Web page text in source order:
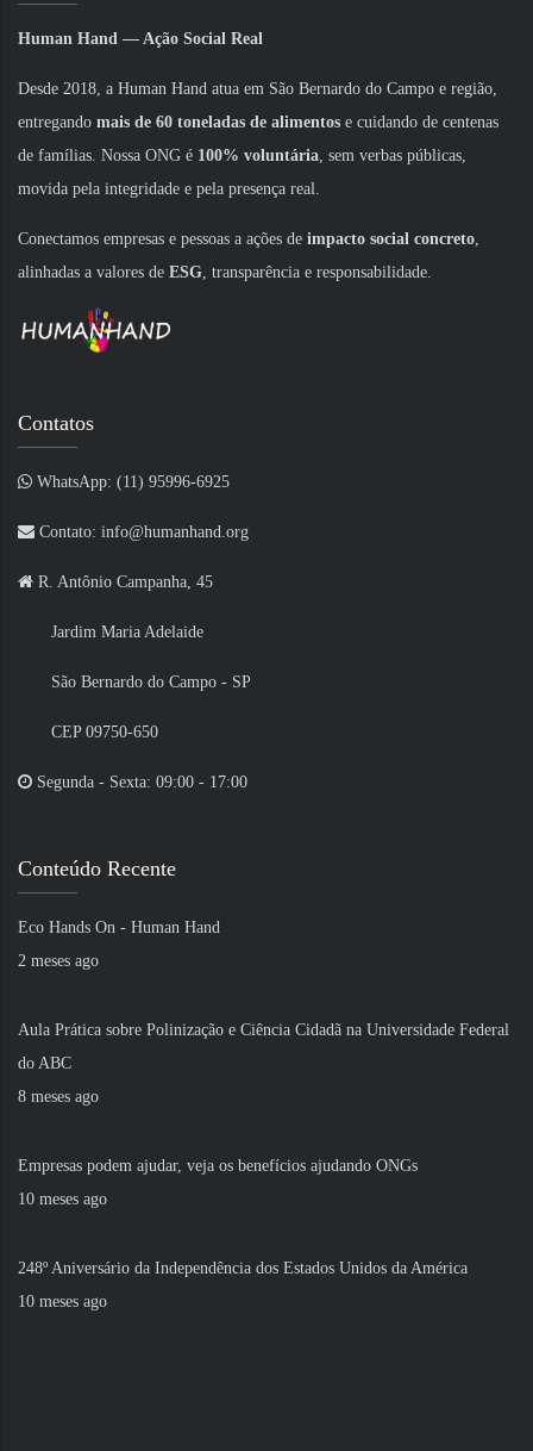
Human Hand — Ação Social Real
Desde 2018, a Human Hand atua em São Bernardo do Campo e região,
entregando mais de 60 toneladas de alimentos e cuidando de centenas
de famílias. Nossa ONG é 100% voluntária , sem verbas públicas,
movida pela integridade e pela presença real.
Conectamos empresas e pessoas a ações de impacto social concreto
alinhadas a valores de ESG , transparência e responsabilidade.
Contatos
WhatsApp: (11) 95996-6925
Contato: info@humanhand.org
R. Antônio Campanha, 45
Jardim Maria Adelaide
São Bernardo do Campo - SP
CEP 09750-650
Segunda - Sexta: 09:00 - 17:00
Conteúdo Recente
Eco Hands On - Human Hand
2 meses ago
Aula Prática sobre Polinização e Ciência Cidadã na Universidade Federal
do ABC
8 meses ago
Empresas podem ajudar, veja os benefícios ajudando ONGs
10 meses ago
248º Aniversário da Independência dos Estados Unidos da América
10 meses ago